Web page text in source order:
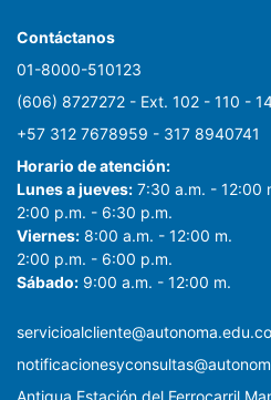
Contáctanos
01-8000-510123
(606) 8727272 - Ext. 102 - 110 -
+57 312 7678959 - 317 8940741
Horario de atención:
Lunes a jueves: 7:30 a.m. - 12:00
2:00 p.m. - 6:30 p.m.
Viernes: 8:00 a.m. - 12:00 m.
2:00 p.m. - 6:00 p.m.
Sábado: 9:00 a.m. - 12:00 m.
servicioalcliente@autonoma.edu.co